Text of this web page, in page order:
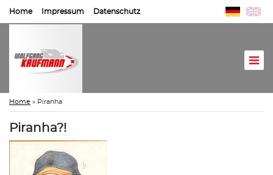
Home Impressum Datenschutz
Home » Piranha
Piranha?!